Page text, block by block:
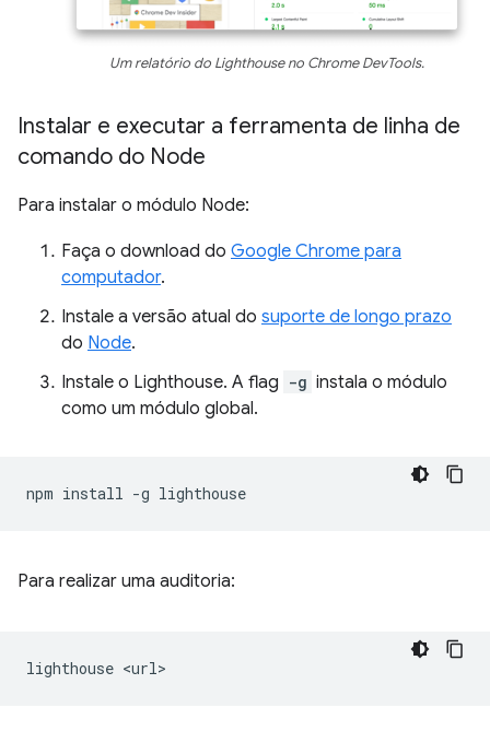
Um relatório do Lighthouse no Chrome DevTools.
Instalar e executar a ferramenta de linha de
comando do Node
Para instalar o módulo Node:
Faça o download do Google Chrome para
computador.
Instale a versão atual do suporte de longo prazo
do Node.
Instale o Lighthouse. A flag -g instala o módulo
como um módulo global.
npm install -g
Para realizar uma auditoria:
lighthouse